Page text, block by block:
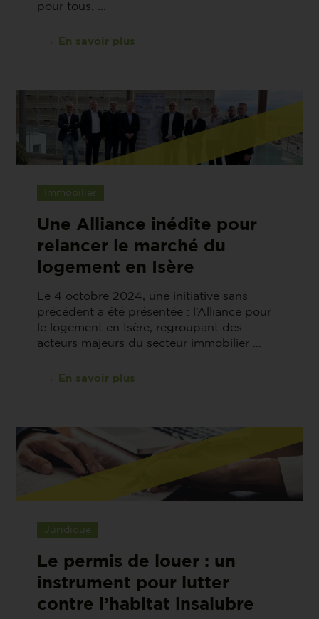
pour tous, ...
→ En savoir plus
Immobilier
Une Alliance inédite pour
relancer le marché du
logement en Isère
Le 4 octobre 2024, une initiative sans
précédent a été présentée : l’Alliance pour
le logement en Isère, regroupant des
acteurs majeurs du secteur immobilier ...
→ En savoir plus
Juridique
Le permis de louer : un
instrument pour lutter
contre l’habitat insalubre